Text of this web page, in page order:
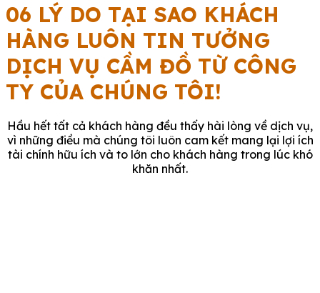
06 LÝ DO TẠI SAO KHÁCH
HÀNG LUÔN TIN TƯỞNG
DỊCH VỤ CẦM ĐỒ TỪ CÔNG
TY CỦA CHÚNG TÔI!
Hầu hết tất cả khách hàng đều thấy hài lòng về dịch vụ,
vì những điều mà chúng tôi luôn cam kết mang lại lợi ích
tài chính hữu ích và to lớn cho khách hàng trong lúc khó
khăn nhất.